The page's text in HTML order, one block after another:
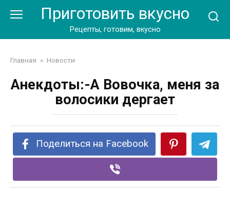
Приготовить вкусно
Рецепты, готовим, вкусно
Главная » Новости
Анекдоты:-А Вовочка, меня за
волосики дергает
Поделиться на Facebook